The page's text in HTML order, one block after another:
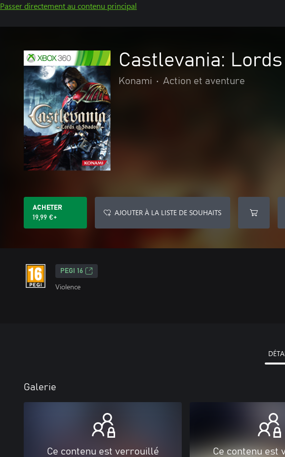
Passer directement au contenu principal
Castlevania:
Konami • Action et aventure
ACHETER
19,99 €+
AJOUTER À LA LISTE DE SOUHAITS
PEGI 16
Violence
Galerie
Ce contenu est verrouillé Ce contenu est